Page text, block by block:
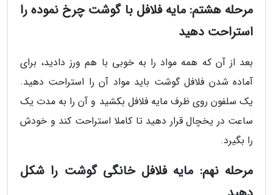
مرحله هشتم: مایه فلافل با گوشت چرخ نموده را
استراحت دهید
بعد از آن که همه مواد را به خوبی با هم ورز دادید، برای
آماده شدن فلافل گوشت باید مواد آن را استراحت دهید.
یک سلفون روی ظرف مایه فلافل بکشید و آن را به مدت یک
ساعت در یخچال قرار دهید تا کاملا استراحت کند و خودش
را بگیرد.
مرحله نهم: مایه فلافل خانگی گوشت را شکل